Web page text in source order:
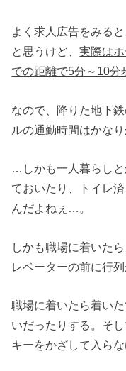
よく求人広告をみる
と思うけど、実際は
での距離で5分～10分
なので、降りた地下
ルの通勤時間はかなり
…しかも一人暮らし
ておいたり、トイレ
んだよねぇ…。
しかも職場に着いた
レベーターの前に行
職場に着いたら着い
いだったりする。そ
キーをかざして入ら